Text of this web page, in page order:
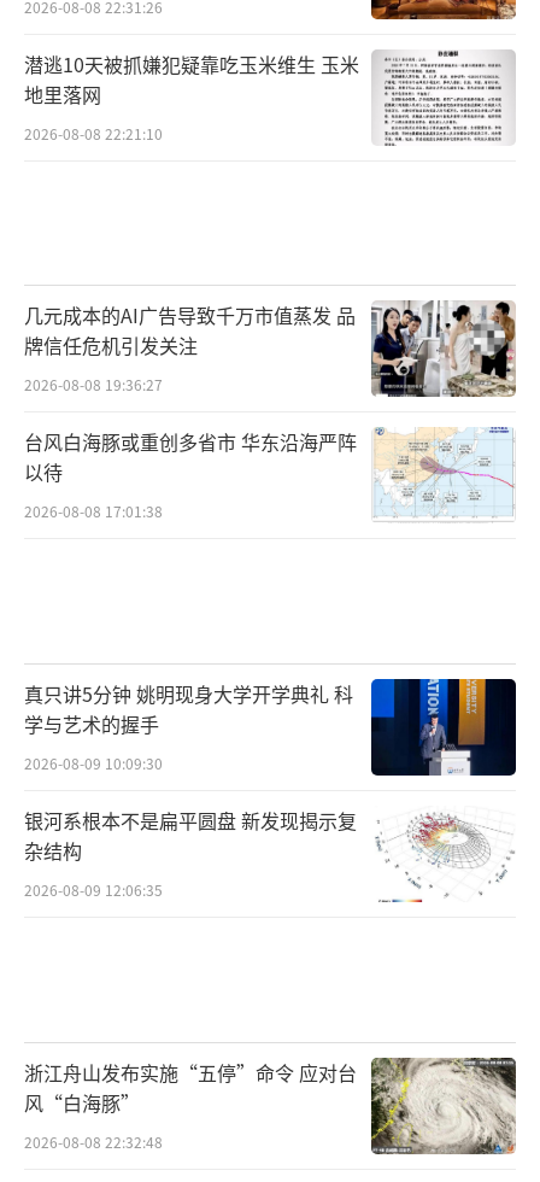
2026-08-08 22:31:26
潜逃10天被抓嫌犯疑靠吃玉米维生 玉米
地里落网
2026-08-08 22:21:10
几元成本的AI广告导致千万市值蒸发 品
牌信任危机引发关注
2026-08-08 19:36:27
台风白海豚或重创多省市 华东沿海严阵
以待
2026-08-08 17:01:38
真只讲5分钟 姚明现身大学开学典礼 科
学与艺术的握手
2026-08-09 10:09:30
银河系根本不是扁平圆盘 新发现揭示复
杂结构
2026-08-09 12:06:35
浙江舟山发布实施“五停”命令 应对台
风“白海豚”
2026-08-08 22:32:48